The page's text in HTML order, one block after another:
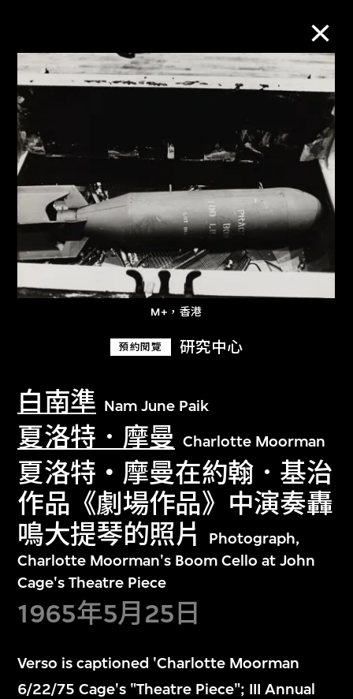
M+，香港
預約閱覽 研究中心
白南準 Nam June Paik
夏洛特．摩曼 Charlotte Moorman
夏洛特・摩曼在約翰．基治
作品《劇場作品》中演奏轟
鳴大提琴的照片
Photograph,
Charlotte Moorman's Boom Cello at John
Cage's Theatre Piece
1965年5月25日
Verso is captioned 'Charlotte Moorman
6/22/75 Cage's "Theatre Piece"; III Annual
M+藏品
進一步篩選 搜索
關於M+藏品
探索世界頂級的二十及二十一世紀視覺